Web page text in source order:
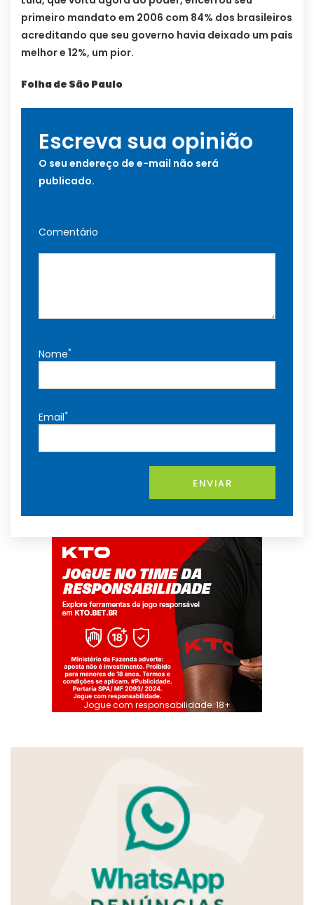
primeiro mandato em 2006 com 84% dos brasileiros
acreditando que seu governo havia deixado um país
melhor e 12%, um pior.
Folha de São Paulo
Escreva sua opinião
O seu endereço de e-mail não será
publicado.
Comentário
Nome*
Email*
ENVIAR
Jogue com responsabilidade. 18+